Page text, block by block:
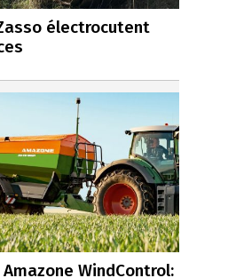
électrocutent
WindControl: